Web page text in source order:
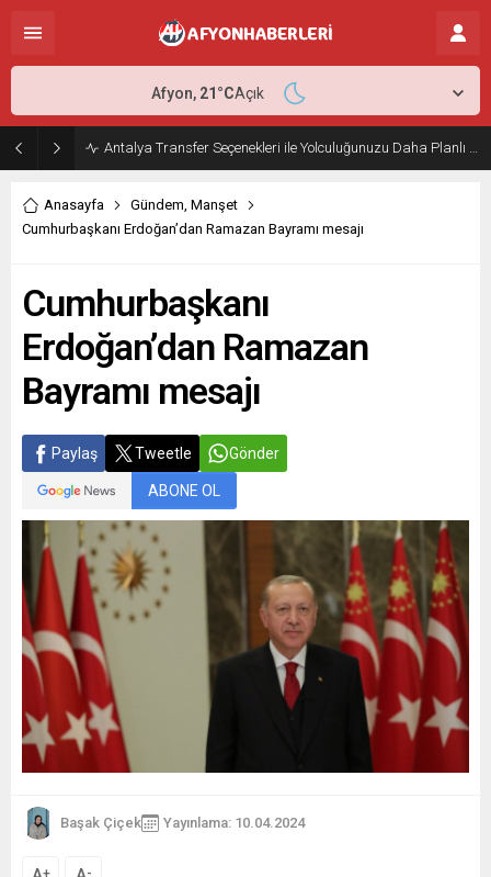
Antalya Transfer Seçenekleri ile Yolculuğunuzu Daha Planlı Hale Getirin
Afyon, 21°CAçık
Anasayfa Gündem, Manşet
Cumhurbaşkanı Erdoğan’dan Ramazan Bayramı mesajı
Cumhurbaşkanı
Erdoğan’dan Ramazan
Bayramı mesajı
Paylaş Tweetle Gönder
ABONE OL
Başak Çiçek Yayınlama: 10.04.2024
+ -